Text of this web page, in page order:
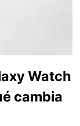
Watch
cambia